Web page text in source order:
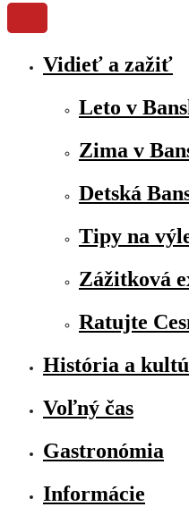
Vidieť a zažiť
Leto v
Zima v
Detská
Tipy na
Zážitková
Ratujte
História a
Voľný čas
Gastronómia
Informácie